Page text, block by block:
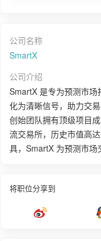
公司名称
SmartX
公司介绍
SmartX 是专为预测市
化为清晰信号，助力交
创始团队拥有顶级项目
流交易所，历史市值高
具，SmartX 为预测市场
将职位分享到